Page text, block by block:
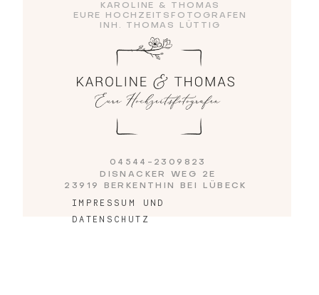
KAROLINE & THOMAS
EURE HOCHZEITSFOTOGRAFEN
INH. THOMAS LÜTTIG
IMPRESSUM UND
DATENSCHUTZ
04544-2309823
DISNACKER WEG 2E
23919 BERKENTHIN BEI LÜBECK